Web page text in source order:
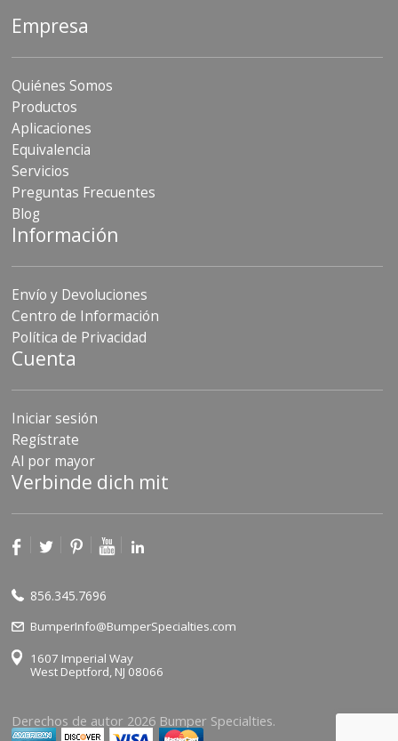
Empresa
Quiénes Somos
Productos
Aplicaciones
Equivalencia
Servicios
Preguntas Frecuentes
Blog
Información
Envío y Devoluciones
Centro de Información
Política de Privacidad
Cuenta
Iniciar sesión
Regístrate
Al por mayor
Verbinde dich mit
856.345.7696
BumperInfo@BumperSpecialties.com
1607 Imperial Way
West Deptford, NJ 08066
Derechos de autor 2026 Bumper Specialties.